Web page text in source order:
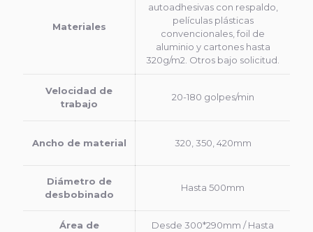
Materiales
autoadhesivas con respaldo,
películas plásticas
convencionales, foil de
aluminio y cartones hasta
320g/m2. Otros bajo solicitud.
Velocidad de
trabajo
20-180 golpes/min
Ancho de material 320, 350, 420mm
Diámetro de
desbobinado
Hasta 500mm
Área de
Desde 300*290mm / Hasta